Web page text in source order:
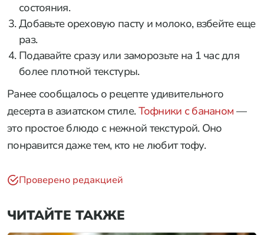
состояния.
Добавьте ореховую пасту и молоко, взбейте еще
раз.
Подавайте сразу или заморозьте на 1 час для
более плотной текстуры.
Ранее сообщалось о рецепте удивительного
десерта в азиатском стиле.Тофники с бананом —
это простое блюдо с нежной текстурой. Оно
понравится даже тем, кто не любит тофу.
Проверено редакцией
ЧИТАЙТЕ ТАКЖЕ